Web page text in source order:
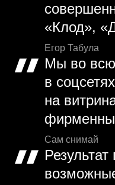
«Клод»,
Егор Табула
Мы во всю
в
на
Сам снимай